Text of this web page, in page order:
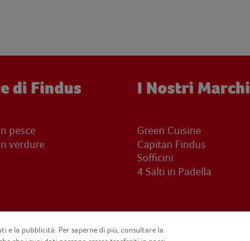
di Findus
pesce
verdure
I Nostri Marchi
Green Cuisine
Capitan Findus
Sofficini
4 Salti in Padella
e la pubblicità. Per saperne di più, consultare la